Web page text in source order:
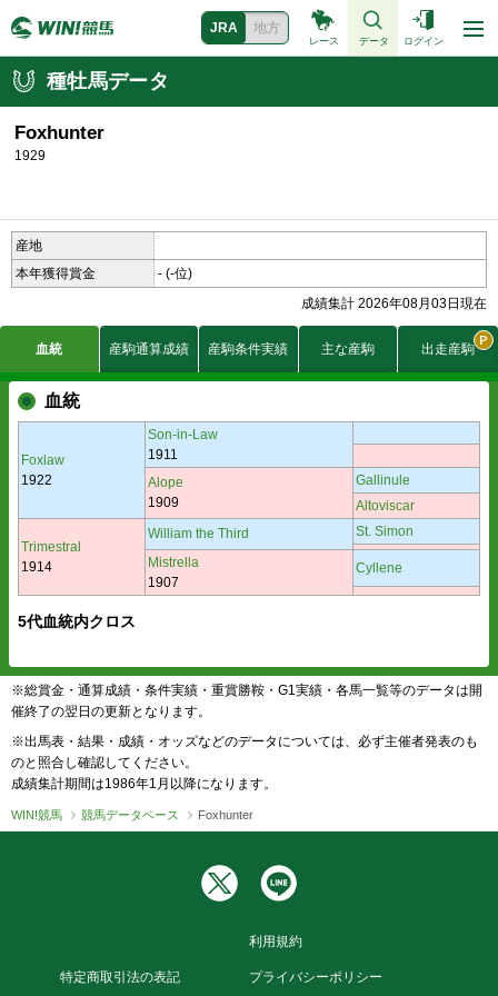
JRA 地方
レース データ ログイン
種牡馬データ
Foxhunter
1929
産地
本年獲得賞金
- (-位)
成績集計 2026年08月03日現在
血統 産駒通算成績 産駒条件実績 主な産駒 出走産駒
血統
Foxlaw
1922
Son-in-Law
1911
Alope
1909
Gallinule
Altoviscar
Trimestral
1914
William the Third
St. Simon
Mistrella
1907
Cyllene
5代血統内クロス
※総賞金・通算成績・条件実績・重賞勝鞍・G1実績・各馬一覧等のデータは開
催終了の翌日の更新となります。
※出馬表・結果・成績・オッズなどのデータについては、必ず主催者発表のも
のと照合し確認してください。
成績集計期間は1986年1月以降になります。
WIN!競馬 競馬データベース Foxhunter
利用規約
特定商取引法の表記 プライバシーポリシー